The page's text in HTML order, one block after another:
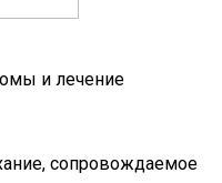
и лечение
сопровождаемое